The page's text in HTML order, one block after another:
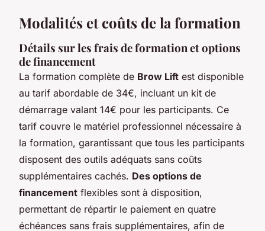
Modalités et coûts de la formation
Détails sur les frais de formation et options
de financement
La formation complète de Brow Lift est disponible
au tarif abordable de 34€, incluant un kit de
démarrage valant 14€ pour les participants. Ce
tarif couvre le matériel professionnel nécessaire à
la formation, garantissant que tous les participants
disposent des outils adéquats sans coûts
supplémentaires cachés. Des options de
financement flexibles sont à disposition,
permettant de répartir le paiement en quatre
échéances sans frais supplémentaires, afin de